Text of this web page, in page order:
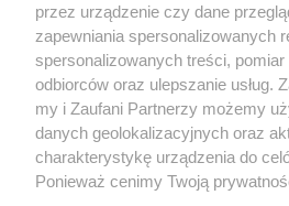
Reklama Tematy Archiwum
przez urządzenie czy dane
zapewniania spersonalizowanych
spersonalizowanych treści,
odbiorców oraz ulepszanie usług.
my i Zaufani Partnerzy możemy
danych geolokalizacyjnych oraz
charakterystykę urządzenia do
Ponieważ cenimy Twoją